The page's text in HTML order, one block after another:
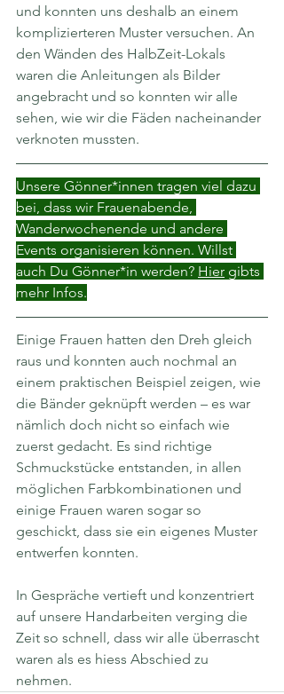
und konnten uns deshalb an einem
komplizierteren Muster versuchen. An
den Wänden des HalbZeit-Lokals
waren die Anleitungen als Bilder
angebracht und so konnten wir alle
sehen, wie wir die Fäden nacheinander
verknoten mussten.
Unsere Gönner*innen tragen viel dazu
bei, dass wir Frauenabende,
Wanderwochenende und andere
Events organisieren können. Willst
auch Du Gönner*in werden? Hier gibts
mehr Infos.
Einige Frauen hatten den Dreh gleich
raus und konnten auch nochmal an
einem praktischen Beispiel zeigen, wie
die Bänder geknüpft werden – es war
nämlich doch nicht so einfach wie
zuerst gedacht. Es sind richtige
Schmuckstücke entstanden, in allen
möglichen Farbkombinationen und
einige Frauen waren sogar so
geschickt, dass sie ein eigenes Muster
entwerfen konnten.
In Gespräche vertieft und konzentriert
auf unsere Handarbeiten verging die
Zeit so schnell, dass wir alle überrascht
waren als es hiess Abschied zu
nehmen.